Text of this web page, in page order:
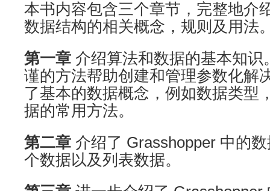
本书内容包含三个章节，完整地介
数据结构的相关概念，规则及用法
第一章 介绍算法和数据的基本知识
谨的方法帮助创建和管理参数化解
了基本的数据概念，例如数据类型
据的常用方法。
第二章 介绍了 Grasshopper 中的
个数据以及列表数据。